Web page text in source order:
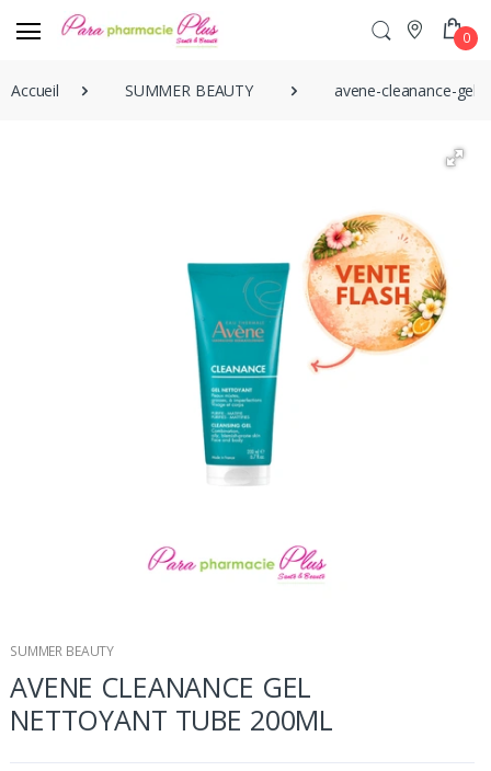
0
Accueil SUMMER BEAUTY avene-cleanance-
SUMMER BEAUTY
AVENE CLEANANCE GEL
NETTOYANT TUBE 200ML